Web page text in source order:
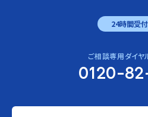
24時間受
ご相談専用ダイヤ
0120-